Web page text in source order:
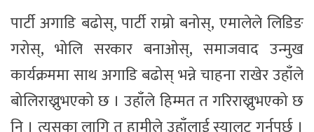
पार्टी अगाडि बढोस्, पार्टी राम्रो बनोस्, एमालेले लिडिङ
गरोस्, भोलि सरकार बनाओस्, समाजवाद उन्मुख
कार्यक्रममा साथ अगाडि बढोस् भन्ने चाहना राखेर उहाँले
बोलिराख्नुभएको छ । उहाँले हिम्मत त गरिराख्नुभएको छ